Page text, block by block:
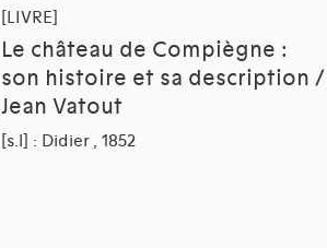
[LIVRE]
Le château de Compiègne :
son histoire et sa description /
Jean Vatout
[s.l] : Didier , 1852